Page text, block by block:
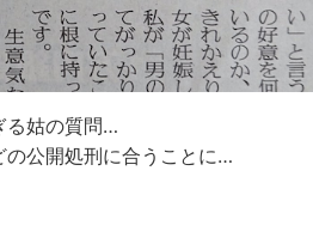
る姑の質問…
の公開処刑に合うことに…